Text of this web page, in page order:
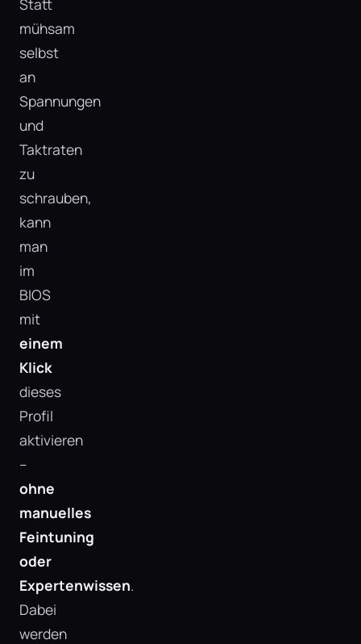
Statt
mühsam
selbst
an
Spannungen
und
Taktraten
zu
schrauben,
kann
man
im
BIOS
mit
einem
Klick
dieses
Profil
aktivieren
–
ohne
manuelles
Feintuning
oder
Expertenwissen.
Dabei
werden